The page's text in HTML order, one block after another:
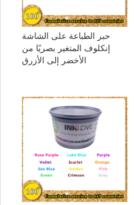
حبر الطباعة على الشاشة
إنكلوف المتغير بصريًا من
الأخضر إلى الأزرق